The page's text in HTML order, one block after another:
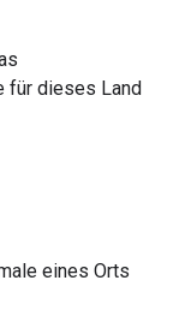
für dieses Land
eines Orts